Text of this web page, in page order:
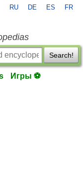
RU DE ES FR
Search!
Игры ⚽